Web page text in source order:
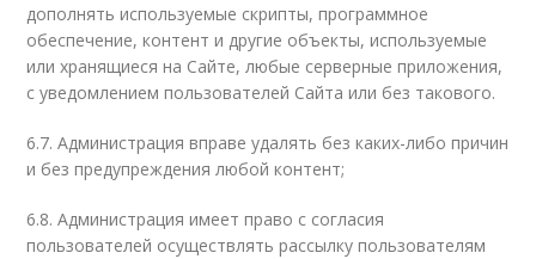
дополнять используемые скрипты, программное
обеспечение, контент и другие объекты, используемые
или хранящиеся на Сайте, любые серверные приложения,
с уведомлением пользователей Сайта или без такового.
6.7. Администрация вправе удалять без каких-либо причин
и без предупреждения любой контент;
6.8. Администрация имеет право с согласия
пользователей осуществлять рассылку пользователям